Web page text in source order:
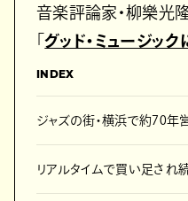
音楽評論家・柳樂光
「グッド・ミュージッ
INDEX
ジャズの街・横浜で約70年
リアルタイムで買い足され